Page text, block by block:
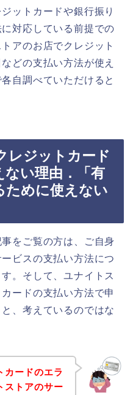
ットカードや銀行振り
対応している前提での
アのお店でクレジット
どの支払い方法が使え
自調べていただけると
レジットカード
ない理由．「有
ために使えない
をご覧の方は、ご自身
ビスの支払い方法につ
。そして、ユナイトス
ードの支払い方法で申
、考えているのではな
カードのエラ
ストアのサー